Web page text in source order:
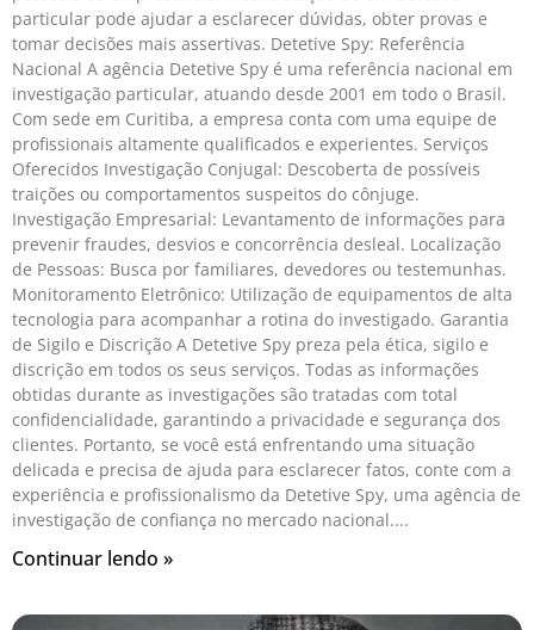
particular pode ajudar a esclarecer dúvidas, obter provas e
tomar decisões mais assertivas. Detetive Spy: Referência
Nacional A agência Detetive Spy é uma referência nacional em
investigação particular, atuando desde 2001 em todo o Brasil.
Com sede em Curitiba, a empresa conta com uma equipe de
profissionais altamente qualificados e experientes. Serviços
Oferecidos Investigação Conjugal: Descoberta de possíveis
traições ou comportamentos suspeitos do cônjuge.
Investigação Empresarial: Levantamento de informações para
prevenir fraudes, desvios e concorrência desleal. Localização
de Pessoas: Busca por familiares, devedores ou testemunhas.
Monitoramento Eletrônico: Utilização de equipamentos de alta
tecnologia para acompanhar a rotina do investigado. Garantia
de Sigilo e Discrição A Detetive Spy preza pela ética, sigilo e
discrição em todos os seus serviços. Todas as informações
obtidas durante as investigações são tratadas com total
confidencialidade, garantindo a privacidade e segurança dos
clientes. Portanto, se você está enfrentando uma situação
delicada e precisa de ajuda para esclarecer fatos, conte com a
experiência e profissionalismo da Detetive Spy, uma agência de
investigação de confiança no mercado nacional.
Continuar lendo »